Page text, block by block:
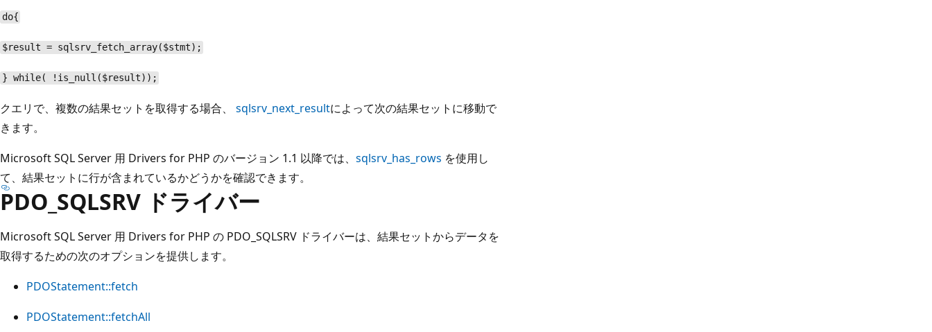
do{
$result = sqlsrv_fetch_array($stmt);
} while( !is_null($result));
クエリで、複数の結果セットを取得する場合、 sqlsrv_next_resultによって次の結果セットに移動で
きます。
Microsoft SQL Server 用 Drivers for PHP のバージョン 1.1 以降では、 sqlsrv_has_rows を使用し
て、結果セットに行が含まれているかどうかを確認できます。
PDO_SQLSRV ドライバー
Microsoft SQL Server 用 Drivers for PHP の PDO_SQLSRV ドライバーは、結果セットからデータを
取得するための次のオプションを提供します。
PDOStatement::fetch
PDOStatement::fetchAll